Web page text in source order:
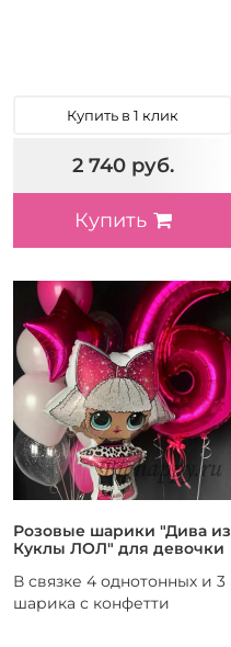
Купить в 1 клик
2 740 руб.
Купить
Розовые шарики "Дива из
Куклы ЛОЛ" для девочки
В связке 4 однотонных и 3
шарика с конфетти